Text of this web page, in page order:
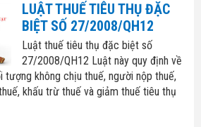
LUẬT THUẾ TIÊU THỤ ĐẶC
BIỆT SỐ 27/2008/QH12
Luật thuế tiêu thụ đặc biệt số
27/2008/QH12 Luật này quy định về
không chịu thuế, người nộp thuế,
khấu trừ thuế và giảm thuế tiêu thụ